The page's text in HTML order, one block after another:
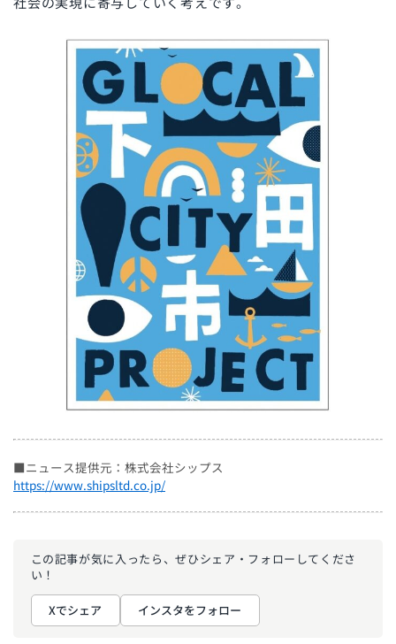
■ニュース提供元：株式会社シップス
https://www.shipsltd.co.jp/
この記事が気に入ったら、ぜひシェア・フォローしてくださ
い！
Xでシェア インスタをフォロー